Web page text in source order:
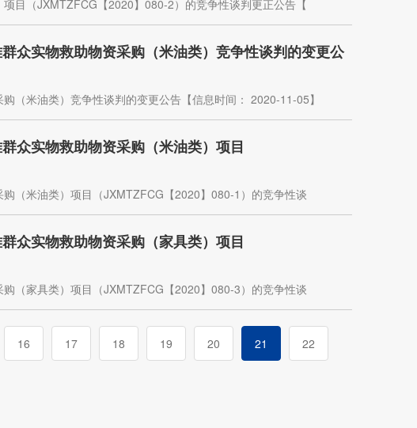
目（JXMTZFCG【2020】080-2）的竞争性谈判更正公告【
众实物救助物资采购（米油类）竞争性谈判的变更公
（米油类）竞争性谈判的变更公告【信息时间： 2020-11-05】
众实物救助物资采购（米油类）项目
（米油类）项目（JXMTZFCG【2020】080-1）的竞争性谈
众实物救助物资采购（家具类）项目
（家具类）项目（JXMTZFCG【2020】080-3）的竞争性谈
16 17 18 19 20 21 22